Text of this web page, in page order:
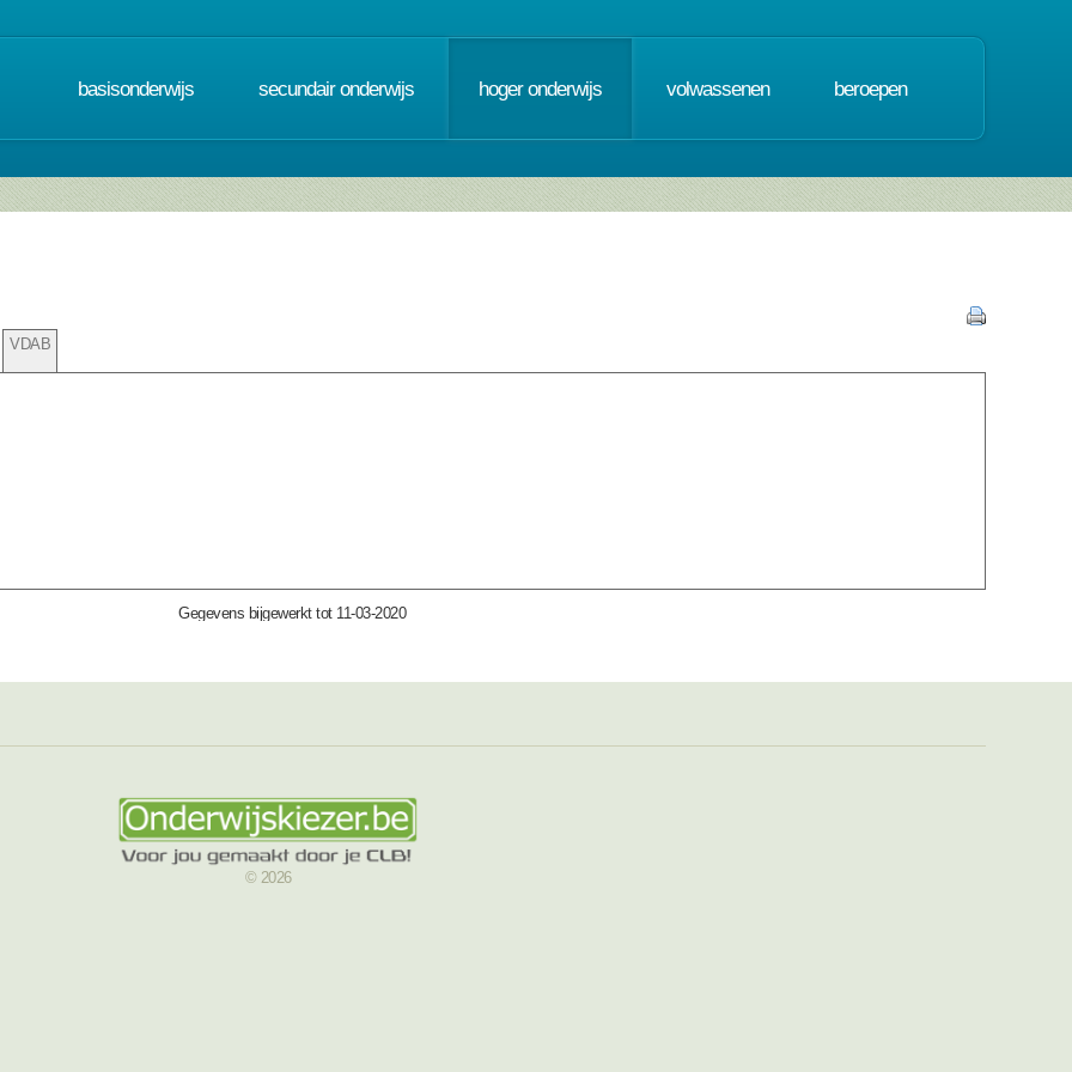
basisonderwijs secundair onderwijs hoger onderwijs volwassenen beroepen
VDAB
Gegevens bijgewerkt tot 11-03-2020
© 2026